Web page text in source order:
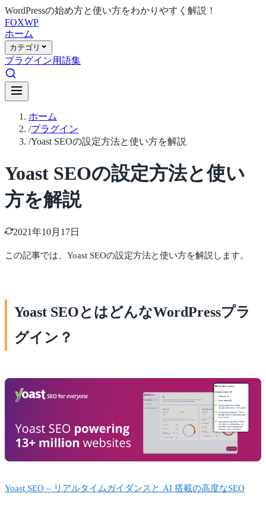
WordPressの始め方と使い方をわかりやすく解説！
FOXWP
ホーム
カテゴリ
プラグイン用語集
ホーム
/プラグイン
/Yoast SEOの設定方法と使い方を解説
Yoast SEOの設定方法と使い
方を解説
2021年10月17日
この記事では、Yoast SEOの設定方法と使い方を解説します。
Yoast SEOとはどんなWordPressプラ
グイン？
Yoast SEO – リアルタイムガイダンスと AI 搭載の高度なSEO